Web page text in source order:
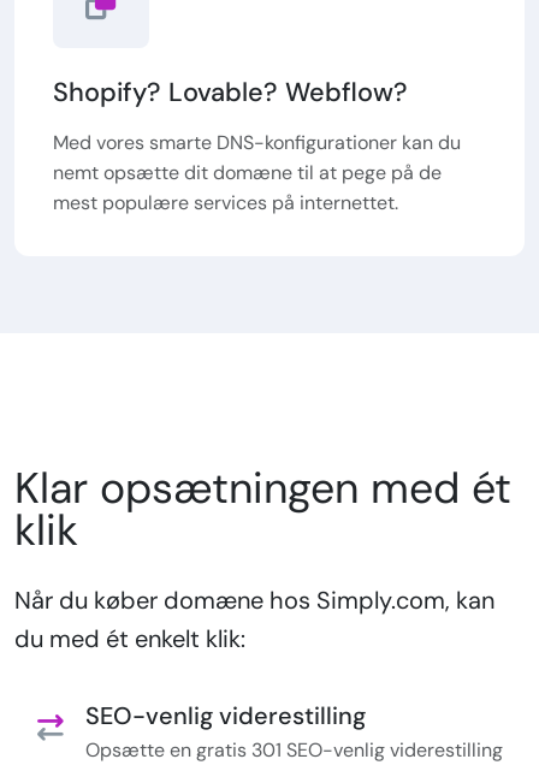
Shopify? Lovable? Webflow?
Med vores smarte DNS-konfigurationer kan du
nemt opsætte dit domæne til at pege på de
mest populære services på internettet.
Klar opsætningen med ét
klik
Når du køber domæne hos Simply.com, kan
du med ét enkelt klik:
SEO-venlig viderestilling
Opsætte en gratis 301 SEO-venlig viderestilling